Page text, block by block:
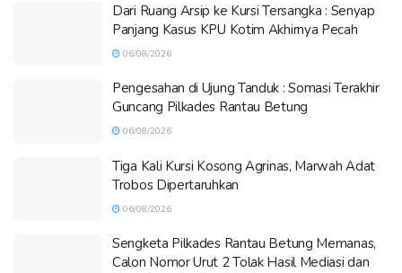
Dari Ruang Arsip ke Kursi Tersangka : Senyap
Panjang Kasus KPU Kotim Akhirnya Pecah
06/08/2026
Pengesahan di Ujung Tanduk : Somasi Terakhir
Guncang Pilkades Rantau Betung
06/08/2026
Tiga Kali Kursi Kosong Agrinas, Marwah Adat
Trobos Dipertaruhkan
06/08/2026
Sengketa Pilkades Rantau Betung Memanas,
Calon Nomor Urut 2 Tolak Hasil Mediasi dan